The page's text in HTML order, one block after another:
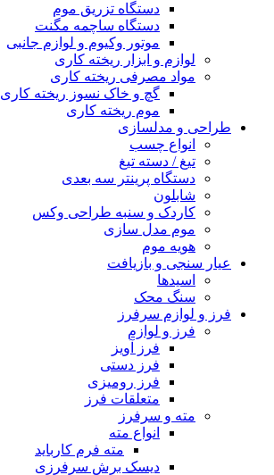
دستگاه تزریق موم
دستگاه ساچمه مگنت
موتور وکیوم و لوازم جانبی
لوازم و ابزار ریخته کاری
مواد مصرفی ریخته کاری
گچ و خاک نسوز ریخته کاری
موم ریخته کاری
طراحی و مدلسازی
انواع چسب
تیغ / دسته تیغ
دستگاه پرینتر سه بعدی
شابلون
کاردک و سنبه طراحی وکس
موم مدل سازی
هویه موم
عیار سنجی و بازیافت
اسیدها
سنگ محک
فرز و لوازم سرفرز
فرز و لوازم
فرز آویز
فرز دستی
فرز رومیزی
متعلقات فرز
مته و سرفرز
انواع مته
مته فرم کارباید
دیسک برش سرفرزی